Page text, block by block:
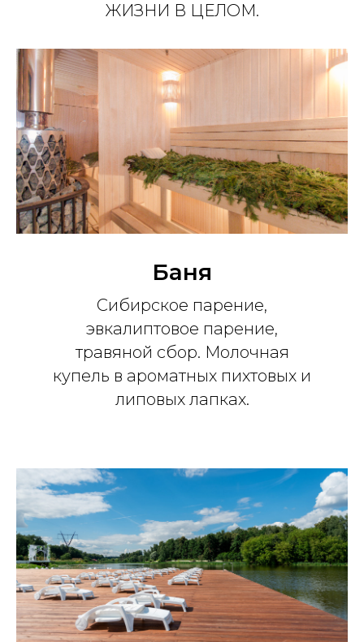
ЖИЗНИ В ЦЕЛОМ.
Баня
Сибирское парение,
эвкалиптовое парение,
травяной сбор. Молочная
купель в ароматных пихтовых и
липовых лапках.